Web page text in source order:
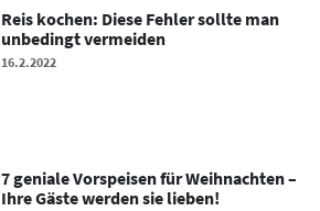
Reis kochen: Diese Fehler sollte man
unbedingt vermeiden
16.2.2022
7 geniale Vorspeisen für Weihnachten –
Ihre Gäste werden sie lieben!